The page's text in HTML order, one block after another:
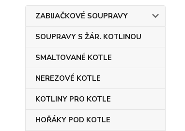
ZABIJAČKOVÉ SOUPRAVY
SOUPRAVY S ŽÁR. KOTLINOU
SMALTOVANÉ KOTLE
NEREZOVÉ KOTLE
KOTLINY PRO KOTLE
HOŘÁKY POD KOTLE